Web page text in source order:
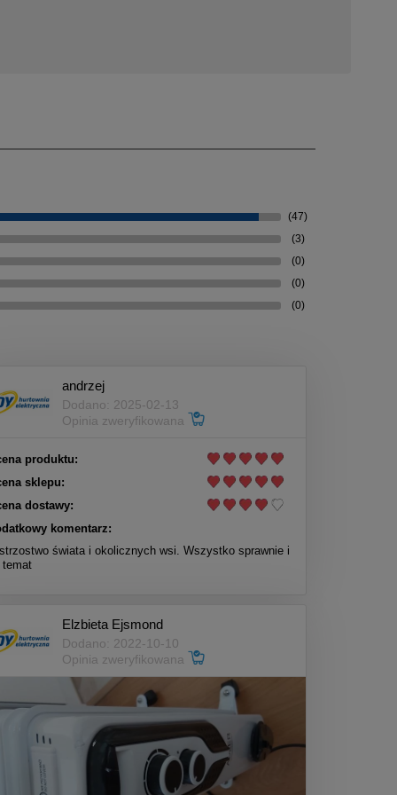
(47)
(3)
(0)
(0)
(0)
andrzej
Dodano: 2025-02-13
Opinia zweryfikowana
produktu:
sklepu:
dostawy:
komentarz:
świata i okolicznych wsi. Wszystko sprawnie i
temat
Elzbieta Ejsmond
Dodano: 2022-10-10
Opinia zweryfikowana